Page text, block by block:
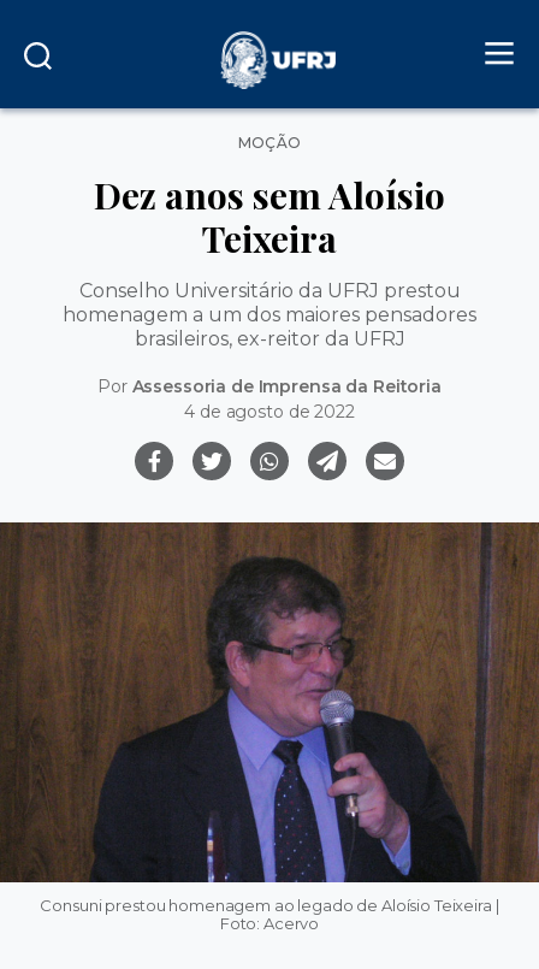
Categorias
MOÇÃO
Dez anos sem Aloísio
Teixeira
Conselho Universitário da UFRJ prestou
homenagem a um dos maiores pensadores
brasileiros, ex-reitor da UFRJ
Por Assessoria de Imprensa da Reitoria
4 de agosto de 2022
Consuni prestou homenagem ao legado de Aloísio Teixeira |
Foto: Acervo